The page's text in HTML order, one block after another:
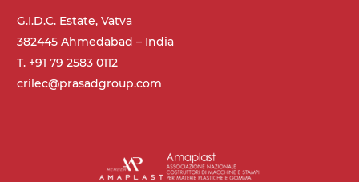
G.I.D.C. Estate, Vatva
382445 Ahmedabad – India
T. +91 79 2583 0112
crilec@prasadgroup.com